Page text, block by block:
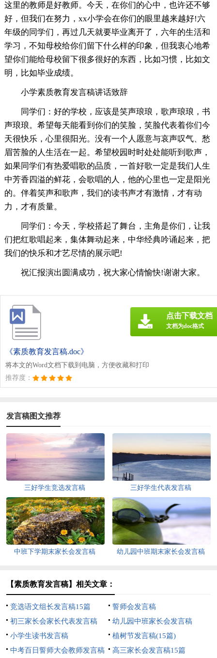
这里的教师是好教师。今天，在你们的心中，也许还不够
好，但我们在努力，xx小学会在你们的眼里越来越好!六
年级的同学们，再过几天就要毕业离开了，六年的生活和
学习，不知母校给你们留下什么样的印象，但我衷心地希
望你们能给母校留下很多很好的东西，比如习惯，比如文
明，比如毕业成绩。
小学素质教育发言稿讲话致辞
同学们：好的学校，应该是笑声琅琅，歌声琅琅，书
声琅琅。希望每天能看到你们的笑脸，笑脸代表着你们今
天很快乐，心里很阳光。没有一个人愿意与哀声叹气、愁
眉苦脸的人生活在一起。希望校园时时处处能听到歌声，
如果同学们有热爱唱歌的品质，一首好歌一定是我们人生
中芳香四溢的鲜花，会歌唱的人，他的心里也一定是阳光
的。伴着笑声和歌声，我们的读书声才有激情，才有动
力，才有质量。
同学们：今天，学校搭起了舞台，主角是你们，让我
们把红歌唱起来，集体舞动起来，中华经典吟诵起来，把
我们的快乐和才艺尽情的展示吧!
祝汇报演出圆满成功，祝大家心情愉快!谢谢大家。
《素质教育发言稿.doc》
将本文的Word文档下载到电脑，方便收藏和打印
推荐度：
点击下载文档
文档为doc格式
发言稿图文推荐
三好学生竞选发言稿 三好学生代表发言稿
中班下学期末家长会发言稿 幼儿园中班期末家长会发言稿
【素质教育发言稿】相关文章：
竞选语文组长发言稿15篇
誓师会发言稿
初三家长会家长代表发言稿
幼儿园中班家长会发言稿
小学生读书发言稿
植树节发言稿(15篇)
中考百日誓师大会教师发言稿
高三家长会发言稿15篇